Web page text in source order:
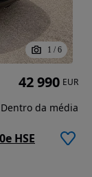
1 / 6
HSE
42 990 EUR
Dentro da média